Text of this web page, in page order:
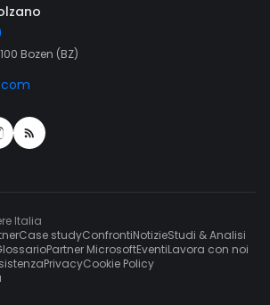
Bozen (BZ)
Italia
Case studyConfrontiNotizieStudi & Analisi
Partner MicrosoftEventiLavora con noi
PrivacyCookie Policy